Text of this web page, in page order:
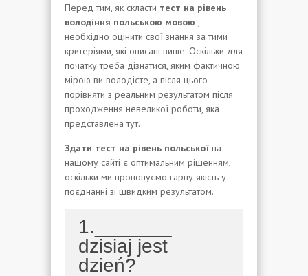
Перед тим, як скласти тест на рівень
володіння польською мовою ,
необхідно оцінити свої знання за тими
критеріями, які описані вище. Оскільки для
початку треба дізнатися, яким фактичною
мірою ви володієте, а після цього
порівняти з реальним результатом після
проходження невеликої роботи, яка
представлена ​​тут.
Здати тест на рівень польської на
нашому сайті є оптимальним рішенням,
оскільки ми пропонуємо гарну якість у
поєднанні зі швидким результатом.
1._______
dzisiaj jest
dzień?